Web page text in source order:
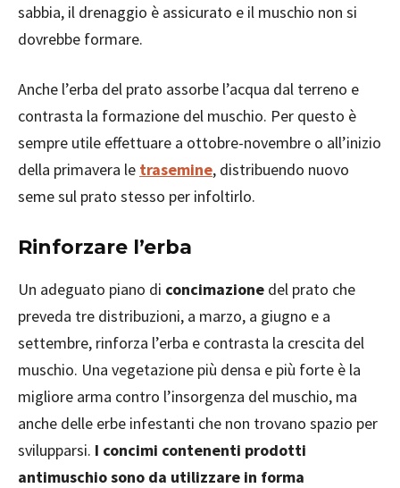
sabbia, il drenaggio è assicurato e il muschio non si
dovrebbe formare.
Anche l’erba del prato assorbe l’acqua dal terreno e
contrasta la formazione del muschio. Per questo è
sempre utile effettuare a ottobre-novembre o all’inizio
della primavera le trasemine, distribuendo nuovo
seme sul prato stesso per infoltirlo.
Rinforzare l’erba
Un adeguato piano di concimazione del prato che
preveda tre distribuzioni, a marzo, a giugno e a
settembre, rinforza l’erba e contrasta la crescita del
muschio. Una vegetazione più densa e più forte è la
migliore arma contro l’insorgenza del muschio, ma
anche delle erbe infestanti che non trovano spazio per
svilupparsi. I concimi contenenti prodotti
antimuschio sono da utilizzare in forma